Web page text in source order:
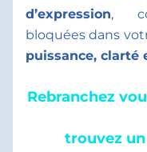
d’expression,
bloquées dans
puissance, clarté
Rebranchez
trouvez